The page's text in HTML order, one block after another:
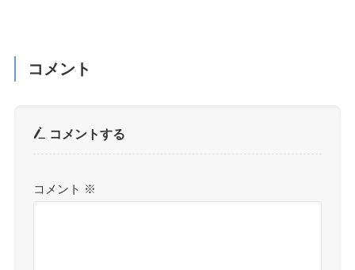
コメント
コメントする
コメント ※